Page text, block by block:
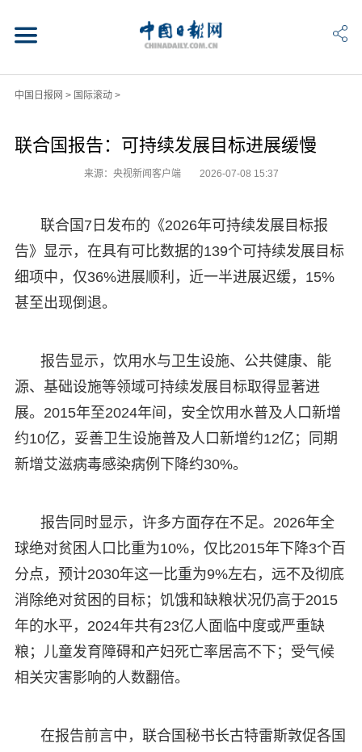
中国日报网 > 国际滚动>
联合国报告：可持续发展目标进展缓慢
来源：央视新闻客户端 2026-07-08 15:37
联合国7日发布的《2026年可持续发展目标报
告》显示，在具有可比数据的139个可持续发展目标
细项中，仅36%进展顺利，近一半进展迟缓，15%
甚至出现倒退。
报告显示，饮用水与卫生设施、公共健康、能
源、基础设施等领域可持续发展目标取得显著进
展。2015年至2024年间，安全饮用水普及人口新增
约10亿，妥善卫生设施普及人口新增约12亿；同期
新增艾滋病毒感染病例下降约30%。
报告同时显示，许多方面存在不足。2026年全
球绝对贫困人口比重为10%，仅比2015年下降3个百
分点，预计2030年这一比重为9%左右，远不及彻底
消除绝对贫困的目标；饥饿和缺粮状况仍高于2015
年的水平，2024年共有23亿人面临中度或严重缺
粮；儿童发育障碍和产妇死亡率居高不下；受气候
相关灾害影响的人数翻倍。
在报告前言中，联合国秘书长古特雷斯敦促各国